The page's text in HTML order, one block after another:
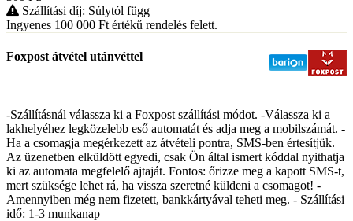
Szállítási díj: Súlytól függ
Ingyenes 100 000 Ft értékű rendelés felett.
Foxpost átvétel utánvéttel
-Szállításnál válassza ki a Foxpost szállítási módot. -Válassza ki a
lakhelyéhez legközelebb eső automatát és adja meg a mobilszámát. -
Ha a csomagja megérkezett az átvételi pontra, SMS-ben értesítjük.
Az üzenetben elküldött egyedi, csak Ön által ismert kóddal nyithatja
ki az automata megfelelő ajtaját. Fontos: őrizze meg a kapott SMS-t,
mert szüksége lehet rá, ha vissza szeretné küldeni a csomagot! -
Amennyiben még nem fizetett, bankkártyával teheti meg. - Szállítási
idő: 1-3 munkanap